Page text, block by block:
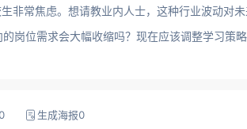
非常焦虑。想请教业内人士，这种行业波动对
岗位需求会大幅收缩吗？现在应该调整学习策
0 生成海报0